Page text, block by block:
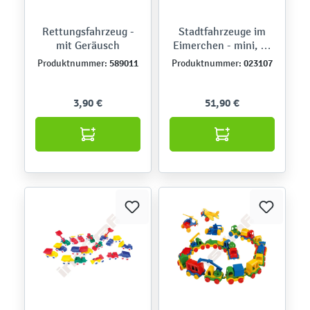
Rettungsfahrzeug -
mit Geräusch
Produktnummer: 589011
3,90 €
Stadtfahrzeuge im
Eimerchen - mini, 20
Stck.
Produktnummer: 023107
51,90 €